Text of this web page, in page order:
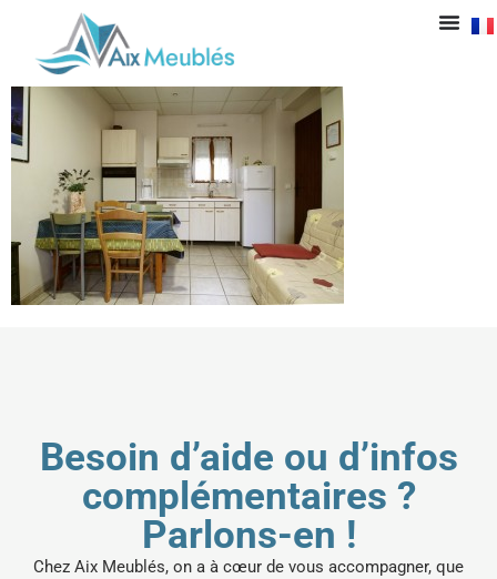
2e 0008_DxO
Besoin d’aide ou d’infos
complémentaires ?
Parlons-en !
Chez Aix Meublés, on a à cœur de vous accompagner, que